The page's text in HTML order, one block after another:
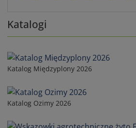
Katalogi
Katalog Międzyplony 2026
Katalog Ozimy 2026